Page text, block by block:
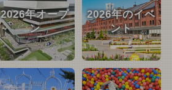
2026年オープ
ン
2026年のイベ
ント